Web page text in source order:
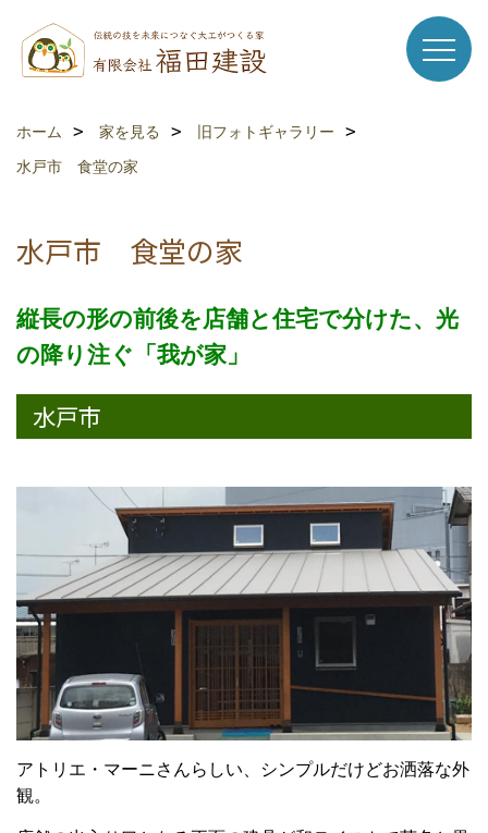
ホーム 家を見る
旧フォトギャラリー
水戸市 食堂の家
水戸市 食堂の家
縦長の形の前後を店舗と住宅で分けた、光
の降り注ぐ「我が家」
水戸市
アトリエ・マーニさんらしい、シンプルだけどお洒落な外
観。